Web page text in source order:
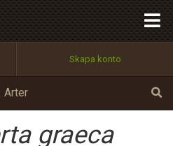
Skapa konto
Arter
graeca
100%
OK
Tillbaka till förstasidan